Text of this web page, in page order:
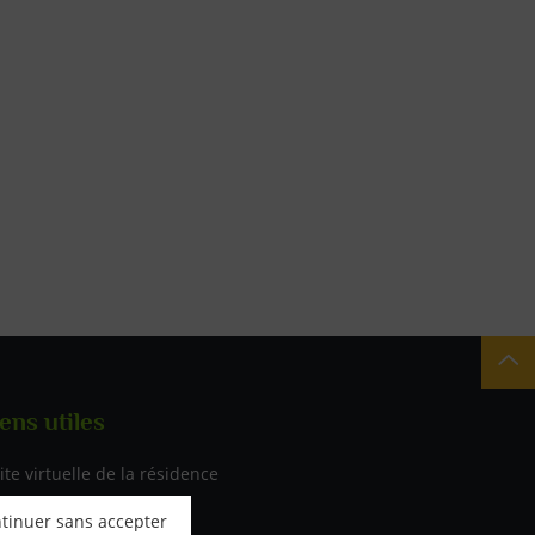
utiles
des liens utiles
virtuelle de la résidence
les personnes âgées
sans accepter